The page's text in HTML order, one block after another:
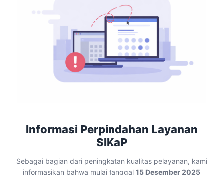
Informasi Perpindahan Layanan
SIKaP
Sebagai bagian dari peningkatan kualitas pelayanan, kami
informasikan bahwa mulai tanggal 15 Desember 2025